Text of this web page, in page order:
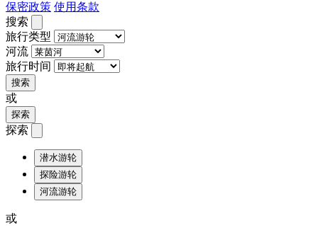
保密政策 使用条款
搜索
旅行类型
河流
旅行时间
搜索
或
探索
探索
潜水游轮
探险游轮
河流游轮
或